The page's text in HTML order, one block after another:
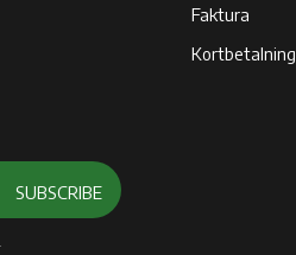
Faktura
Kortbetalning
SUBSCRIBE